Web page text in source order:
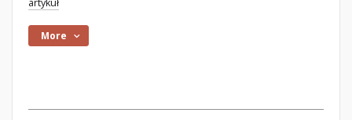
artykuł
More